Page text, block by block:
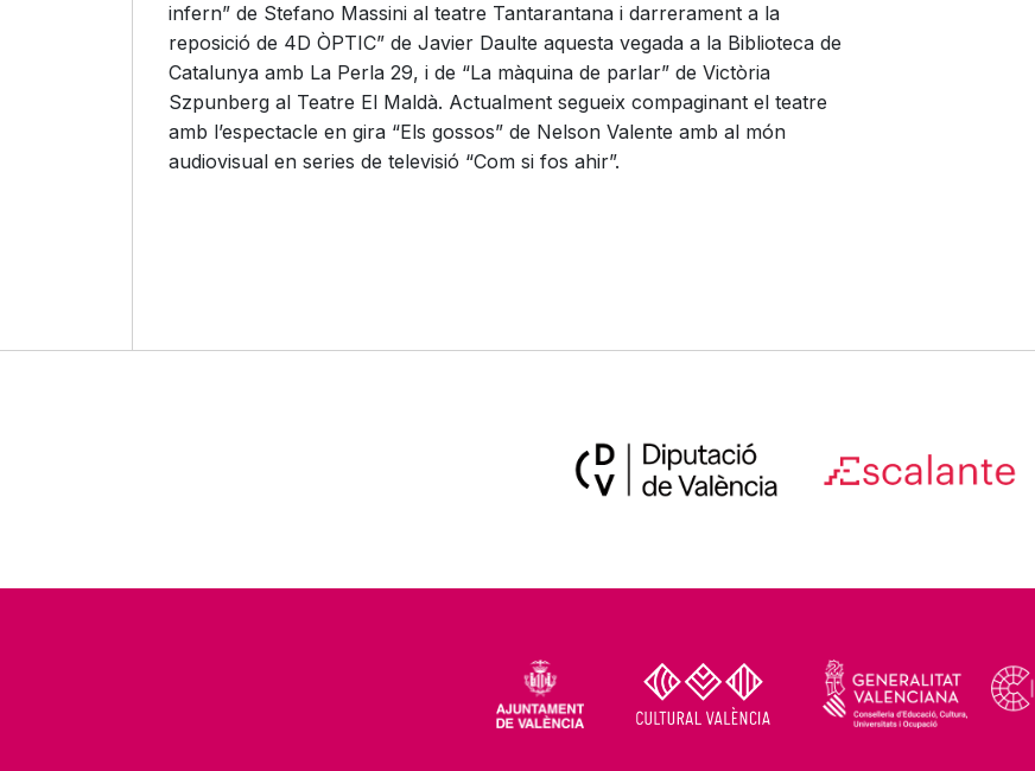
infern” de Stefano Massini al teatre Tantarantana i darrerament a la
reposició de 4D ÒPTIC” de Javier Daulte aquesta vegada a la Biblioteca de
Catalunya amb La Perla 29, i de “La màquina de parlar” de Victòria
Szpunberg al Teatre El Maldà. Actualment segueix compaginant el teatre
amb l’espectacle en gira “Els gossos” de Nelson Valente amb al món
audiovisual en series de televisió “Com si fos ahir”.